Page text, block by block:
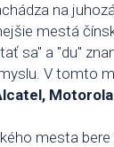
na
mestá
sa" a "du"
V tomto
mesta